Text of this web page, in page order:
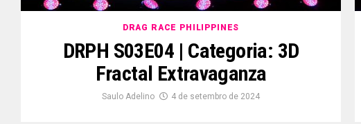
DRAG RACE PHILIPPINES
DRPH S03E04 | Categoria: 3D
Fractal Extravaganza
Saulo Adelino 4 de setembro de 2024